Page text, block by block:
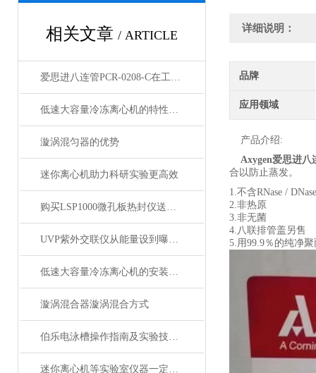
相关文章 / ARTICLE
爱思进八连管PCR-0208-C在工业自动化中的应用与优势概述
低速大容量冷冻离心机的特性与主要技术功能
漩涡混匀器的优势
迷你离心机助力科研实验更高效
购买LSP1000微孔板热封仪送英国进口96孔板一箱
UVP紫外交联仪从能量设到曝光时间控制详解
低速大容量冷冻离心机的安装与操作注意事项
漩涡混合器漩涡混合方式
伯乐电泳槽操作指南及实验技巧分享
迷你离心机等实验室仪器一定要注意维护保养
详细说明：
品牌
应用领域
产品介绍:
Axygen爱思进八
合以防止蒸发。
1.不含RNase / DNase
2.非热原
3.非无菌
4.八联排管盖另售
5.用99.9％的纯净